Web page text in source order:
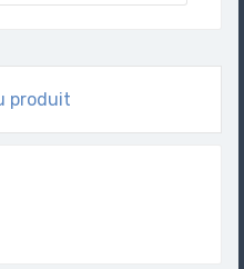
produit